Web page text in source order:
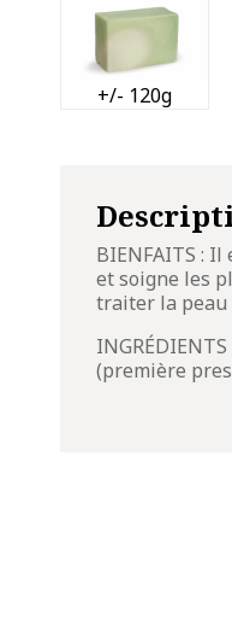
+/- 120g
BIENFAITS :
et soigne les
traiter la peau
(première